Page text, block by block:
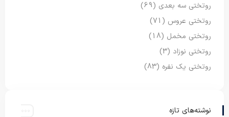
روتختی سه بعدی (69)
روتختی عروس (71)
روتختی مخمل (18)
روتختی نوزاد (3)
روتختی یک نفره (83)
نوشته‌های تازه